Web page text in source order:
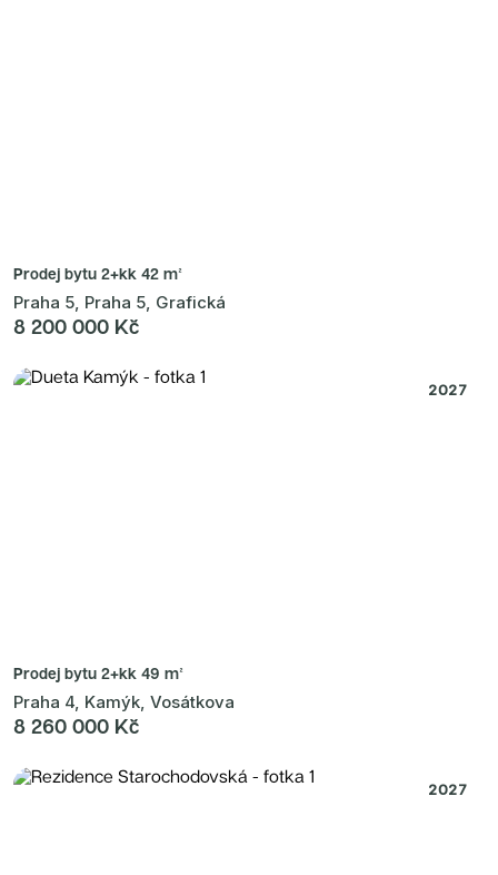
Prodej bytu 2+kk 42 m²
Praha 5, Praha 5, Grafická
8 200 000 Kč
2027
Prodej bytu 2+kk 49 m²
Praha 4, Kamýk, Vosátkova
8 260 000 Kč
2027